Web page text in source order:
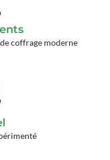
coffrage moderne